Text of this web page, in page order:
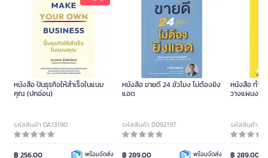
หนังสือ ปั้นธุรกิจให้สำเร็จในแบบ
คุณ (ปกอ่อน)
รหัสสินค้า DA13190
฿ 256.00 พร้อมจัดส่ง
หนังสือ ขายดี 24 ชั่วโมง ไม่ต้องยิง
แอด
รหัสสินค้า D092197
฿ 289.00 พร้อมจัดส่ง
หนังสือ ทำน้
วางแผนงาน
รหัสสินค้า
฿ 289.00